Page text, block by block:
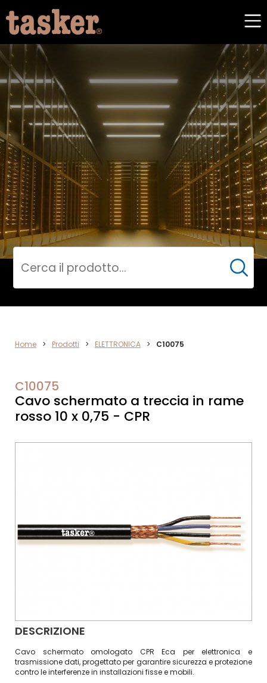
DATA
Cerca
Home > Prodotti > ELETTRONICA > C10075
C10075
Cavo schermato a treccia in rame
rosso 10 x 0,75 - CPR
DESCRIZIONE
Cavo schermato omologato CPR Eca per elettronica e
trasmissione dati, progettato per garantire sicurezza e protezione
contro le interferenze in installazioni fisse e mobili.